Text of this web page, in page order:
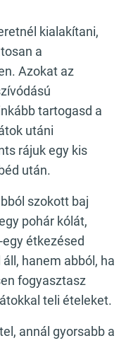
kialakítani,
a
Azokat az
tartogasd a
utáni
rájuk egy kis
után.
szokott baj
pohár kólát,
étkezésed
hanem abból, ha
fogyasztasz
teli ételeket.
annál gyorsabb a